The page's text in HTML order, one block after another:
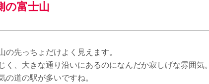
の富士山
の先っちょだけよく見えます。
く、大きな通り沿いにあるのになんだか寂しげな雰囲気。
の道の駅が多いですね。